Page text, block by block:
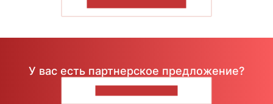
У вас есть партнерское предложение?